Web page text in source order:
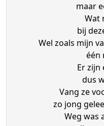
maar
Wat
bij
Wel zoals mijn
één
Er zijn
dus
Vang ze
zo jong
Weg was